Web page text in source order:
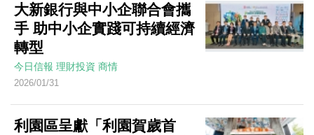
大新銀行與中小企聯合會攜
手 助中小企實踐可持續經濟
轉型
今日信報 理財投資 商情
2026/01/31
利園區呈獻「利園賀歲首